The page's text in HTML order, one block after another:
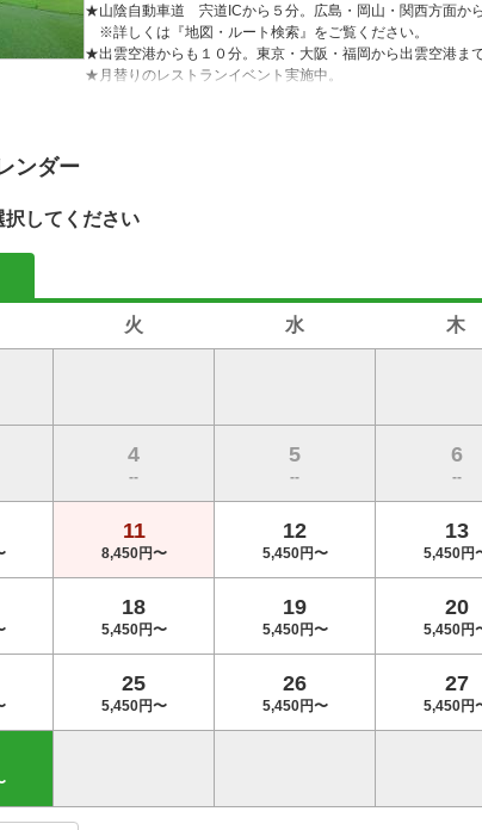
★山陰自動車道　宍道ICから５分。広島・岡山・関西方面か
※詳しくは『地図・ルート検索』をご覧ください。
★出雲空港からも１０分。東京・大阪・福岡から出雲空港ま
★月替りのレストランイベント実施中。
アウトコースは、ドッグレッグ、池超えなど心理的なプレッ
全体的に、ビギナーから上級者まで、様々なニーズにお応え
ンダー
択してください
火 水 木
4
--
5
--
6
--
11
8,450円〜
12
5,450円〜
13
5,450円
18
5,450円〜
19
5,450円〜
20
5,450円
25
5,450円〜
26
5,450円〜
27
5,450円